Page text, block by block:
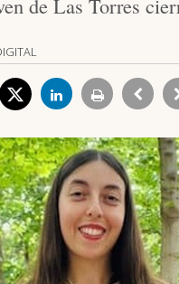
de Las Torres